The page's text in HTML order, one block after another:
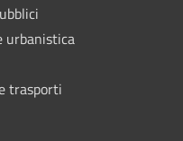
urbanistica
trasporti